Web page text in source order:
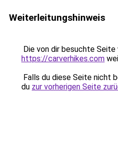
Weiterleitungshinweis
Die von dir besuchte Seite
https://carverhikes.com
Falls du diese Seite nicht
du zur vorherigen Seite